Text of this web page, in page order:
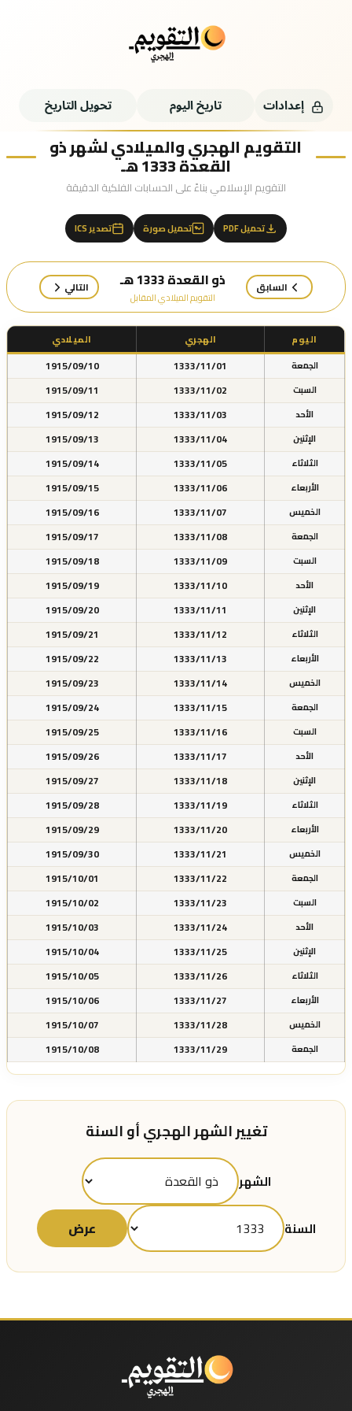
إعدادات تاريخ اليوم تحويل التاريخ
التقويم الهجري والميلادي لشهر ذو
القعدة 1333 هـ
التقويم الإسلامي بناءً على الحسابات الفلكية الدقيقة
تحميل PDF تحميل صورة تصدير ICS
السابق ذو القعدة 1333 هـ
التقويم الميلادي المقابل
التالي
اليوم الهجري
الميلادي
الجمعة
1333/11/01
1915/09/10
السبت 1333/11/02
1915/09/11
الأحد 1333/11/03
1915/09/12
الإثنين 1333/11/04
1915/09/13
الثلاثاء 1333/11/05
1915/09/14
الأربعاء 1333/11/06
1915/09/15
الخميس 1333/11/07
1915/09/16
الجمعة 1333/11/08
1915/09/17
السبت 1333/11/09
1915/09/18
الأحد 1333/11/10
1915/09/19
الإثنين 1333/11/11
1915/09/20
الثلاثاء 1333/11/12
1915/09/21
الأربعاء 1333/11/13
1915/09/22
الخميس 1333/11/14
1915/09/23
الجمعة 1333/11/15
1915/09/24
السبت 1333/11/16
1915/09/25
الأحد 1333/11/17
1915/09/26
الإثنين 1333/11/18
1915/09/27
الثلاثاء 1333/11/19
1915/09/28
الأربعاء 1333/11/20
1915/09/29
الخميس 1333/11/21
1915/09/30
الجمعة 1333/11/22
1915/10/01
السبت 1333/11/23
1915/10/02
الأحد 1333/11/24
1915/10/03
الإثنين 1333/11/25
1915/10/04
الثلاثاء 1333/11/26
1915/10/05
الأربعاء 1333/11/27
1915/10/06
الخميس 1333/11/28
1915/10/07
الجمعة 1333/11/29
1915/10/08
تغيير الشهر الهجري أو السنة
الشهر
السنة عرض